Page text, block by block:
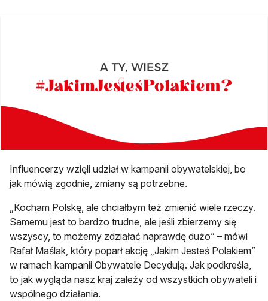
Influencerzy wzięli udział w kampanii obywatelskiej, bo
jak mówią zgodnie, zmiany są potrzebne.
„Kocham Polskę, ale chciałbym też zmienić wiele rzeczy.
Samemu jest to bardzo trudne, ale jeśli zbierzemy się
wszyscy, to możemy zdziałać naprawdę dużo” – mówi
Rafał Maślak, który poparł akcję „Jakim Jesteś Polakiem”
w ramach kampanii Obywatele Decydują. Jak podkreśla,
to jak wygląda nasz kraj zależy od wszystkich obywateli i
wspólnego działania.